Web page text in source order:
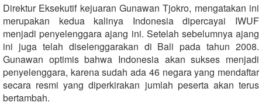
Direktur Eksekutif kejuaran Gunawan Tjokro, mengatakan ini
merupakan kedua kalinya Indonesia dipercayai IWUF
menjadi penyelenggara ajang ini. Setelah sebelumnya ajang
ini juga telah diselenggarakan di Bali pada tahun 2008.
Gunawan optimis bahwa Indonesia akan sukses menjadi
penyelenggara, karena sudah ada 46 negara yang mendaftar
secara resmi yang diperkirakan jumlah peserta akan terus
bertambah.